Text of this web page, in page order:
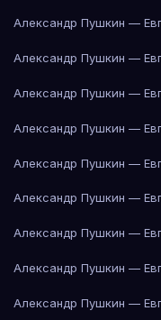
Александр Пушкин —
Александр Пушкин —
Александр Пушкин —
Александр Пушкин —
Александр Пушкин —
Александр Пушкин —
Александр Пушкин —
Александр Пушкин —
Александр Пушкин —